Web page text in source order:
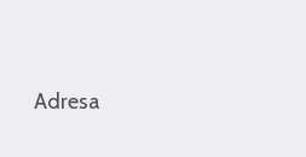
Adresa